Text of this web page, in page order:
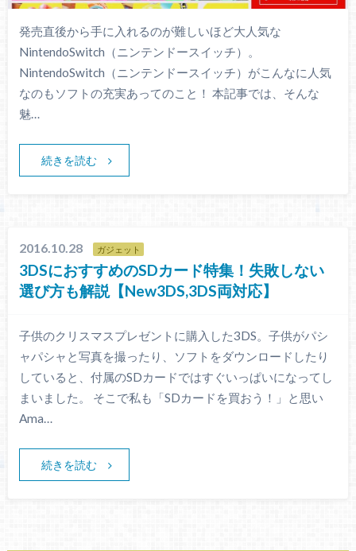
発売直後から手に入れるのが難しいほど大人気な
NintendoSwitch（ニンテンドースイッチ）。
NintendoSwitch（ニンテンドースイッチ）がこんなに人気
なのもソフトの充実あってのこと！ 本記事では、そんな
魅…
続きを読む
2016.10.28 ガジェット
3DSにおすすめのSDカード特集！失敗しない
選び方も解説【New3DS,3DS両対応】
子供のクリスマスプレゼントに購入した3DS。子供がパシ
ャパシャと写真を撮ったり、ソフトをダウンロードしたり
していると、付属のSDカードではすぐいっぱいになってし
まいました。 そこで私も「SDカードを買おう！」と思い
Ama…
続きを読む